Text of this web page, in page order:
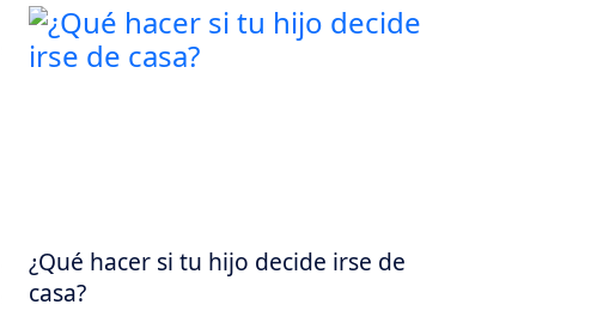
¿Qué hacer si tu hijo decide irse de
casa?